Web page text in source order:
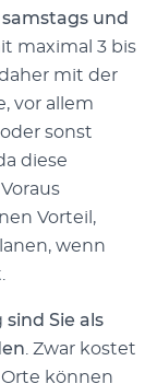
und
maximal 3 bis
mit der
vor allem
sonst
diese
Vorteil,
wenn
sind Sie als
. Zwar kostet
können